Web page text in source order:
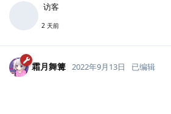
访客
2 天前
霜月舞篝 2022年9月13日 已编辑